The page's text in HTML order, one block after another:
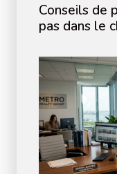
Conseils de
pas dans le